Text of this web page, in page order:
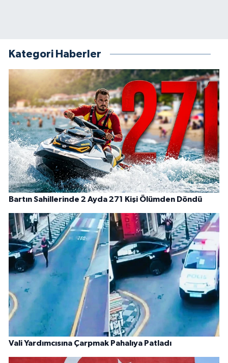
Kategori Haberler
Bartın Sahillerinde 2 Ayda 271 Kişi Ölümden Döndü
Vali Yardımcısına Çarpmak Pahalıya Patladı